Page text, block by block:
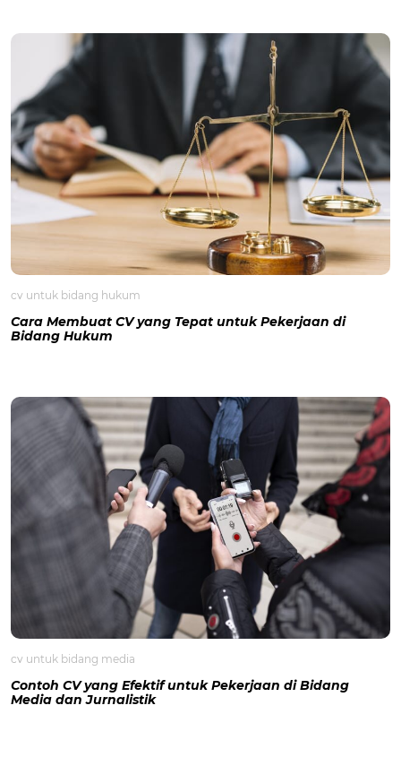
cv untuk bidang hukum
Cara Membuat CV yang Tepat untuk Pekerjaan di
Bidang Hukum
cv untuk bidang media
Contoh CV yang Efektif untuk Pekerjaan di Bidang
Media dan Jurnalistik